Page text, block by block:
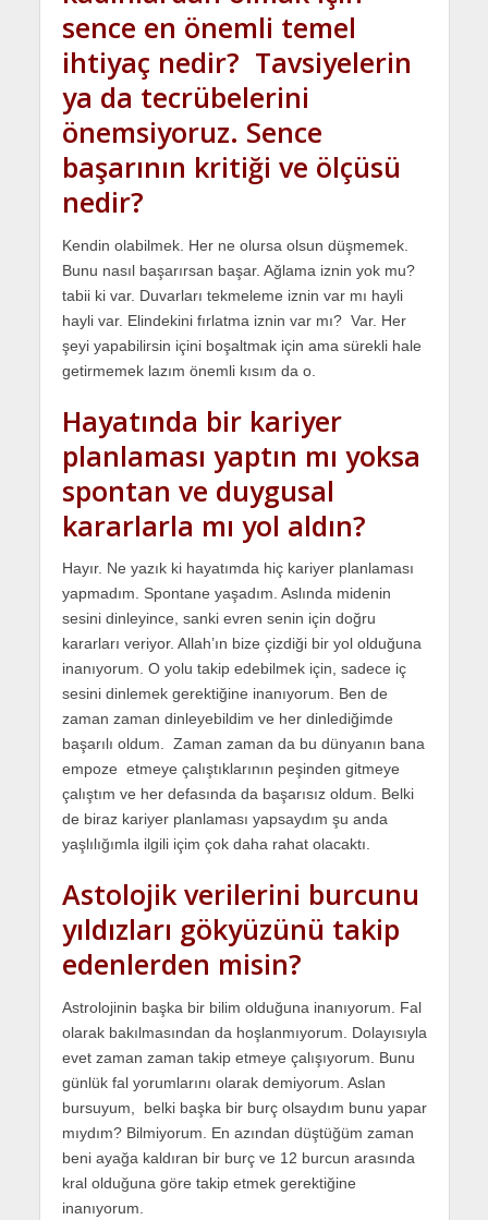
sence en önemli temel
ihtiyaç nedir? Tavsiyelerin
ya da tecrübelerini
önemsiyoruz. Sence
başarının kritiği ve ölçüsü
nedir?
Kendin olabilmek. Her ne olursa olsun düşmemek.
Bunu nasıl başarırsan başar. Ağlama iznin yok mu?
tabii ki var. Duvarları tekmeleme iznin var mı hayli
hayli var. Elindekini fırlatma iznin var mı? Var. Her
şeyi yapabilirsin içini boşaltmak için ama sürekli hale
getirmemek lazım önemli kısım da o.
Hayatında bir kariyer
planlaması yaptın mı yoksa
spontan ve duygusal
kararlarla mı yol aldın?
Hayır. Ne yazık ki hayatımda hiç kariyer planlaması
yapmadım. Spontane yaşadım. Aslında midenin
sesini dinleyince, sanki evren senin için doğru
kararları veriyor. Allah’ın bize çizdiği bir yol olduğuna
inanıyorum. O yolu takip edebilmek için, sadece iç
sesini dinlemek gerektiğine inanıyorum. Ben de
zaman zaman dinleyebildim ve her dinlediğimde
başarılı oldum. Zaman zaman da bu dünyanın bana
empoze etmeye çalıştıklarının peşinden gitmeye
çalıştım ve her defasında da başarısız oldum. Belki
de biraz kariyer planlaması yapsaydım şu anda
yaşlılığımla ilgili içim çok daha rahat olacaktı.
Astolojik verilerini burcunu
yıldızları gökyüzünü takip
edenlerden misin?
Astrolojinin başka bir bilim olduğuna inanıyorum. Fal
olarak bakılmasından da hoşlanmıyorum. Dolayısıyla
evet zaman zaman takip etmeye çalışıyorum. Bunu
günlük fal yorumlarını olarak demiyorum. Aslan
bursuyum, belki başka bir burç olsaydım bunu yapar
mıydım? Bilmiyorum. En azından düştüğüm zaman
beni ayağa kaldıran bir burç ve 12 burcun arasında
kral olduğuna göre takip etmek gerektiğine
inanıyorum.